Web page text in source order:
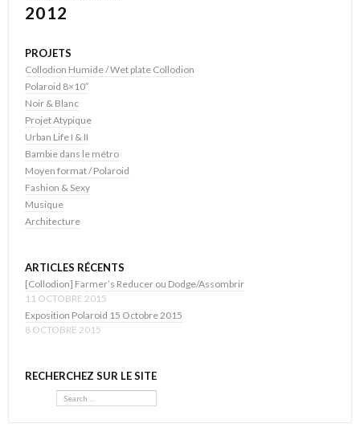
2012
PROJETS
Collodion Humide / Wet plate Collodion
Polaroid 8×10″
Noir & Blanc
Projet Atypique
Urban Life I & II
Bambie dans le métro
Moyen format / Polaroid
Fashion & Sexy
Musique
Architecture
ARTICLES RÉCENTS
[Collodion] Farmer’s Reducer ou Dodge/Assombrir
11 OCTOBRE 2015
Exposition Polaroid 15 Octobre 2015
8 OCTOBRE 2015
RECHERCHEZ SUR LE SITE
Search